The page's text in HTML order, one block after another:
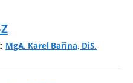
MgA. Karel Bařina, DiS.